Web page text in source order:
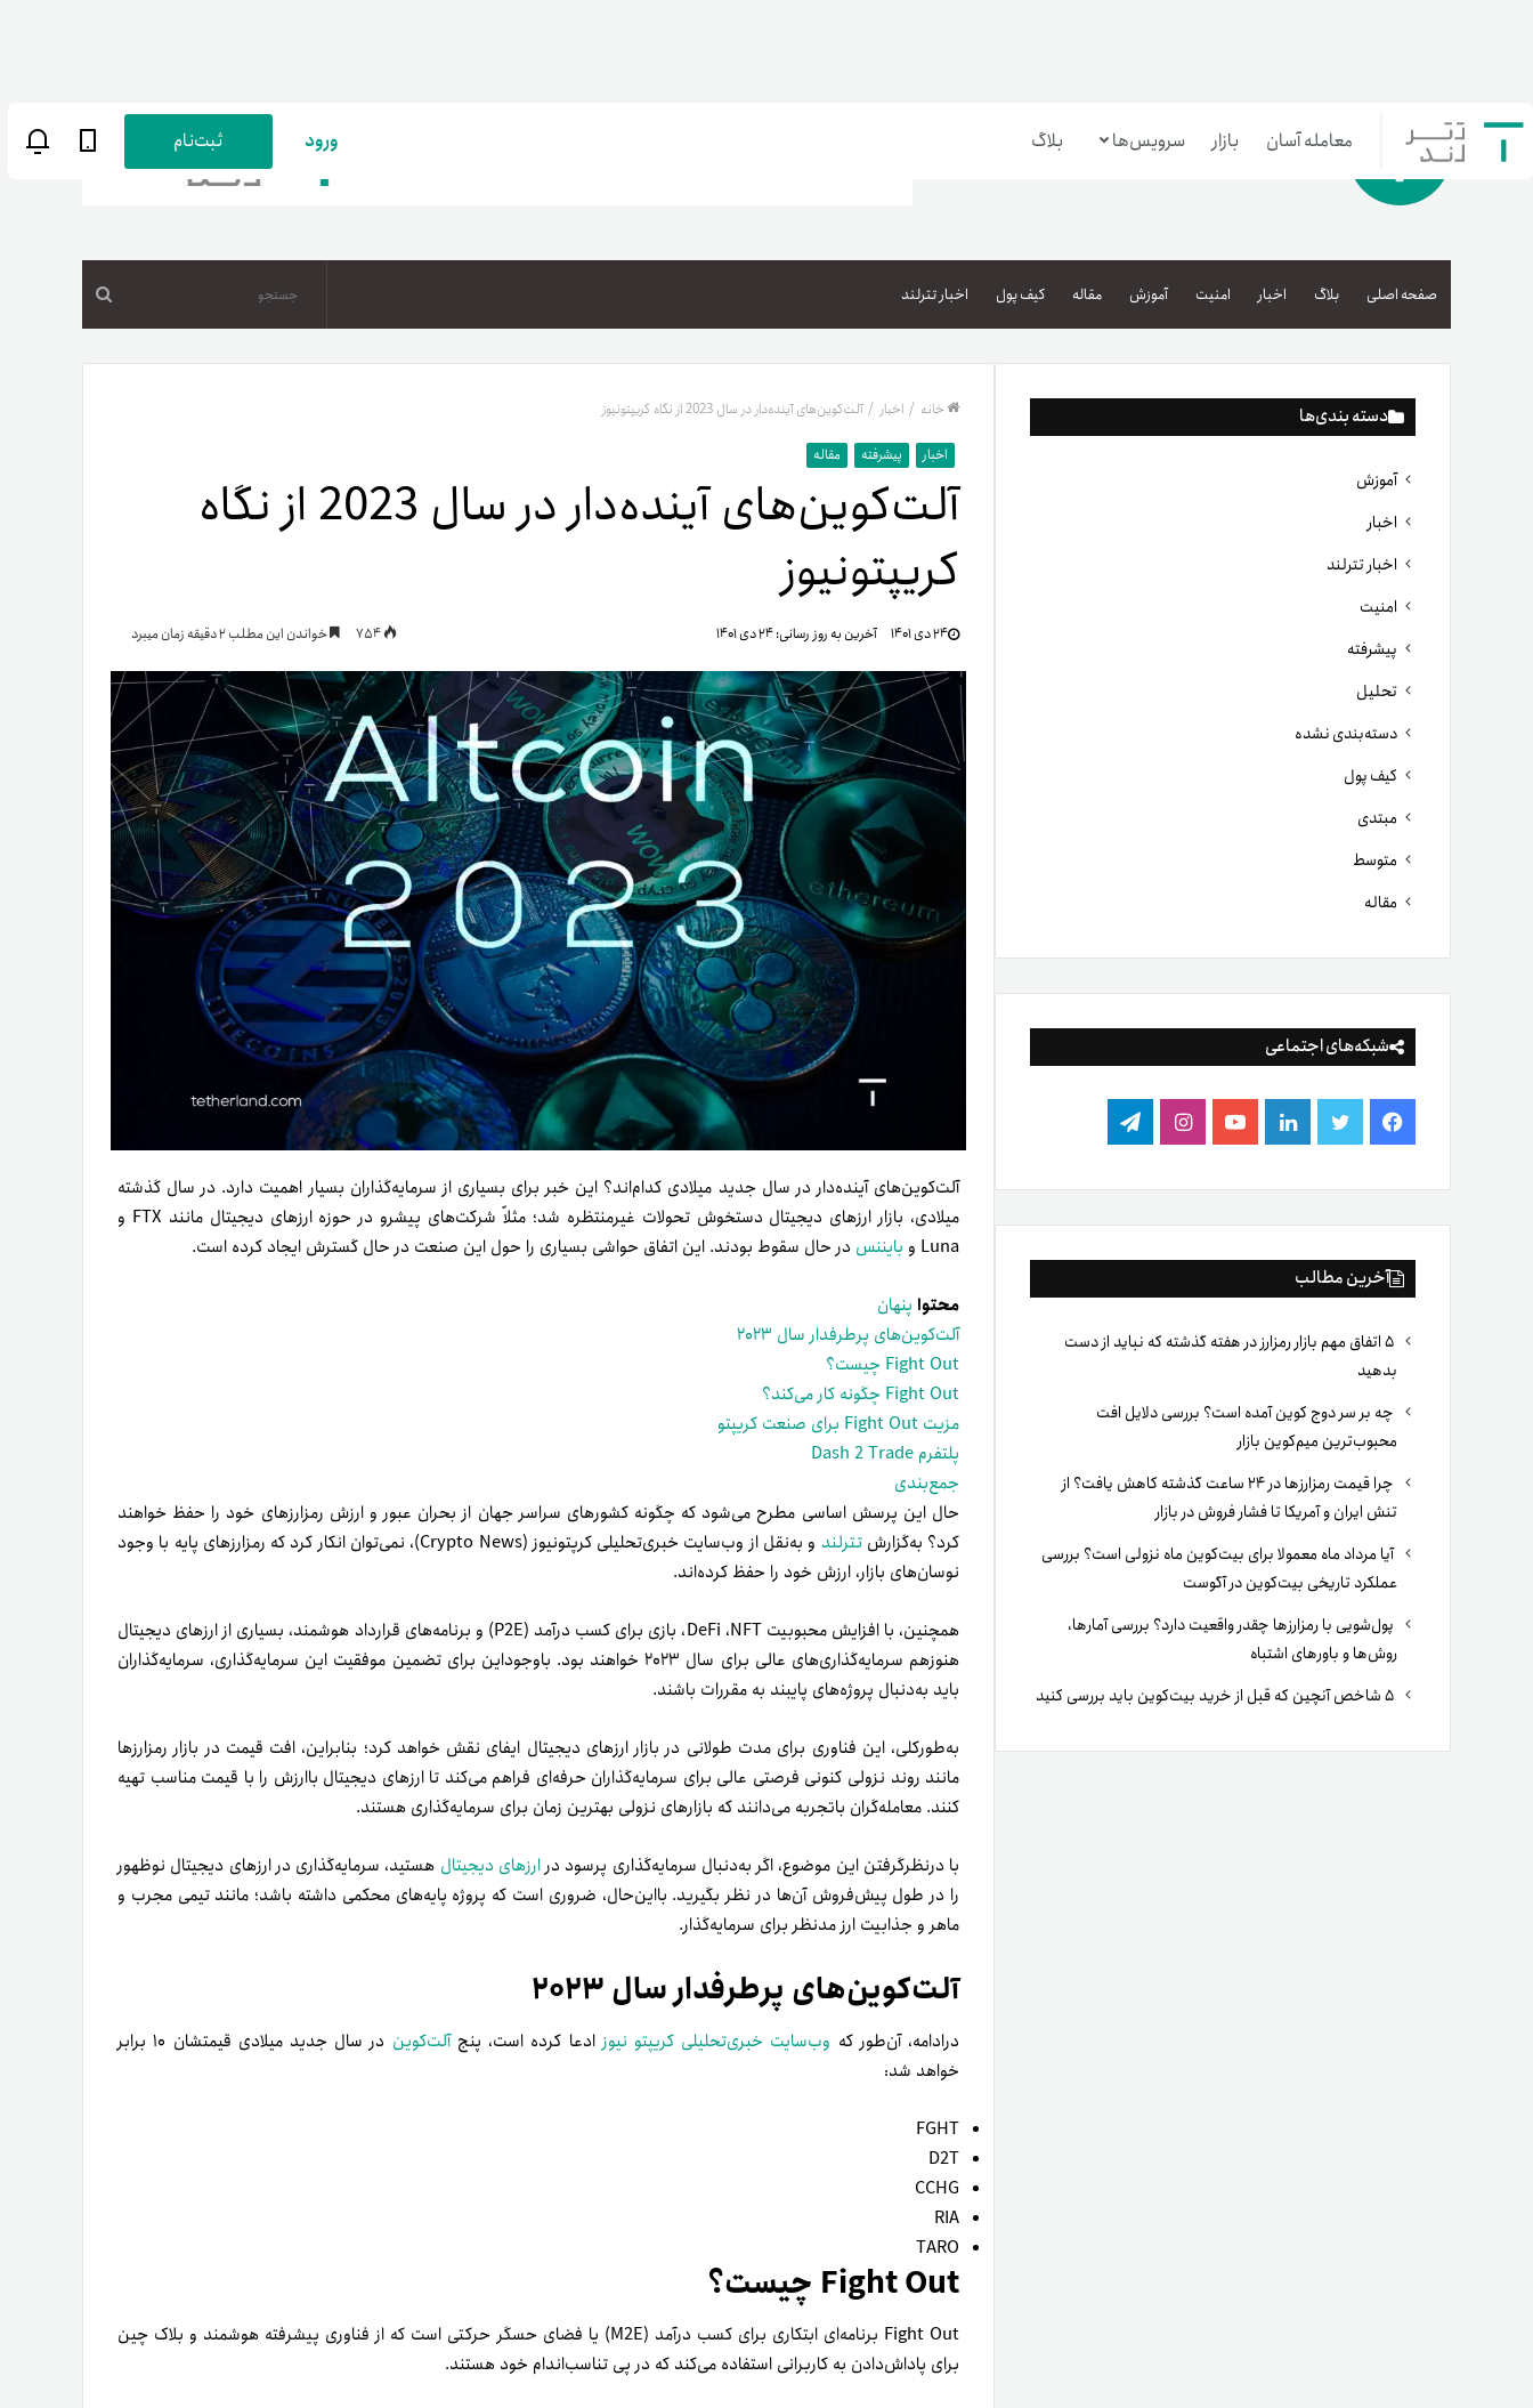
معامله آسان بازار سرویس‌ها
بازار تترلند
سرمایه‌گذاری آسان
پاداش کیف‌پول تومانی
مهر تترلند
بلاگ
زبان پارسی
حساب‌های بانکی
ورود ثبت‌نام
صفحه اصلی بلاگ اخبار امنیت آموزش مقاله کیف پول اخبار تترلند
دسته بندی‌ها
آموزش
اخبار
اخبار تترلند
امنیت
پیشرفته
تحلیل
دسته‌بندی نشده
کیف پول
مبتدی
متوسط
مقاله
شبکه‌های اجتماعی
فیس
بوک
توییتر لینکدینیوتیوباینستاگرام
تلگرام
آخرین مطالب
۵ اتفاق مهم بازار رمزارز در هفته گذشته که نباید از دست
بدهید
چه بر سر دوج کوین آمده است؟ بررسی دلایل افت
محبوب‌ترین میم‌کوین بازار
چرا قیمت رمزارزها در ۲۴ ساعت گذشته کاهش یافت؟ از
تنش ایران و آمریکا تا فشار فروش در بازار
آیا مرداد ماه معمولا برای بیت‌کوین ماه نزولی است؟ بررسی
عملکرد تاریخی بیت‌کوین در آگوست
پول‌شویی با رمزارزها چقدر واقعیت دارد؟ بررسی آمارها،
روش‌ها و باورهای اشتباه
خانه / اخبار / آلت‌کوین‌های آینده‌دار در سال 2023 از نگاه کریپتونیوز
اخبار پیشرفته مقاله
آلت‌کوین‌های آینده‌دار در سال 2023 از نگاه
کریپتونیوز
۲۴ دی ۱۴۰۱ آخرین به روز رسانی:۲۴ دی ۱۴۰۱ خواندن این مطلب 2 دقیقه زمان میبرد
آلت‌کوین‌های آینده‌دار در سال جدید میلادی کدام‌اند؟ این خبر برای بسیاری از سرمایه‌گذاران بسیار اهمیت دارد. در سال گذشته
میلادی، بازار ارزهای دیجیتال دستخوش تحولات غیر‌منتظره شد؛ مثلاً شرکت‌های پیشرو در حوزه ارزهای دیجیتال مانند FTX و
Luna و
بایننس در حال سقوط بودند. این اتفاق حواشی بسیاری را حول این صنعت در حال گسترش ایجاد کرده است.
محتوا پنهان
آلت‌کوین‌های پرطرفدار سال ۲۰۲۳
Fight Out چیست؟
Fight Out چگونه کار می‌کند؟
مزیت Fight Out برای صنعت کریپتو
پلتفرم Dash 2 Trade
جمع‌بندی
حال این پرسش اساسی مطرح می‌شود که چگونه کشورهای سراسر جهان از بحران عبور و ارزش رمز‌ارزهای خود را حفظ خواهند
کرد؟ به‌گزارشتترلند
و به‌نقل از وب‌سایت خبری‌تحلیلی کرپتونیوز (Crypto News)، نمی‌توان انکار کرد که رمزارزهای پایه با وجود
نوسان‌های بازار، ارزش خود را حفظ کرده‌اند.
همچنین، با افزایش محبوبیت DeFi ،‌NFT، بازی برای کسب درآمد (P2E) و برنامه‌های قرارداد هوشمند، بسیاری از ارزهای دیجیتال
هنوز‌هم سرمایه‌گذاری‌های عالی برای سال ۲۰۲۳ خواهند بود. باوجوداین‌ برای تضمین موفقیت این سرمایه‌گذاری، سرمایه‌گذاران
باید به‌دنبال پروژه‌های پایبند به مقررات باشند.
به‌طورکلی، این فناوری برای مدت طولانی در بازار ارزهای دیجیتال ایفای نقش خواهد کرد؛ بنابراین، افت قیمت در بازار رمز‌ارزها
مانند روند نزولی کنونی فرصتی عالی برای سرمایه‌گذاران حرفه‌ای فراهم می‌کند تا ارزهای دیجیتال باارزش را با قیمت مناسب تهیه
کنند. معامله‌گران باتجربه می‌دانند که بازارهای نزولی بهترین زمان برای سرمایه‌گذاری هستند.
با در‌نظر‌گرفتن این موضوع، اگر به‌دنبال سرمایه‌گذاری پرسود درارزهای دیجیتال هستید، سرمایه‌گذاری در ارزهای دیجیتال نوظهور
را در طول پیش‌فروش آن‌ها در نظر بگیرید. با‌این‌حال، ضروری است که پروژه پایه‌های محکمی داشته باشد؛ مانند تیمی مجرب و
ماهر و جذابیت ارز مدنظر برای سرمایه‌گذار.
آلت‌کوین‌های پرطرفدار سال ۲۰۲۳
درادامه، آن‌طور که وب‌سایت خبری‌تحلیلی کریپتو نیوز ادعا کرده است، پنجآلت‌کوین
در سال جدید میلادی قیمتشان ۱۰ برابر
خواهد شد:
FGHT
D2T
CCHG
RIA
TARO
Fight Out چیست؟
Fight Out برنامه‌ای ابتکاری برای کسب درآمد (M2E) یا فضای حسگر حرکتی است که از فناوری پیشرفته هوشمند و بلاک چین
برای پاداش‌دادن به کاربرانی استفاده می‌کند که در پی تناسب‌اندام خود هستند.